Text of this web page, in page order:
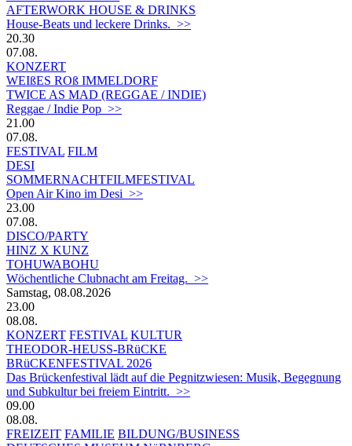
AFTERWORK HOUSE & DRINKS
House-Beats und leckere Drinks. >>
20.30
07.08.
KONZERT
WEIßES ROß IMMELDORF
TWICE AS MAD (REGGAE / INDIE)
Reggae / Indie Pop >>
21.00
07.08.
FESTIVAL FILM
DESI
SOMMERNACHTFILMFESTIVAL
Open Air Kino im Desi >>
23.00
07.08.
DISCO/PARTY
HINZ X KUNZ
TOHUWABOHU
Wöchentliche Clubnacht am Freitag. >>
Samstag, 08.08.2026
23.00
08.08.
KONZERT FESTIVAL KULTUR
THEODOR-HEUSS-BRüCKE
BRüCKENFESTIVAL 2026
Das Brückenfestival lädt auf die Pegnitzwiesen: Musik, Begegnung
und Subkultur bei freiem Eintritt. >>
09.00
08.08.
FREIZEIT FAMILIE BILDUNG/BUSINESS